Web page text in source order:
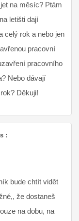
na měsíc? Ptám
letišti dají
celý rok a nebo jen
pracovní
pracovního
Nebo dávají
Děkuji!
:
bude chtít vidět
že dostaneš
na dobu, na